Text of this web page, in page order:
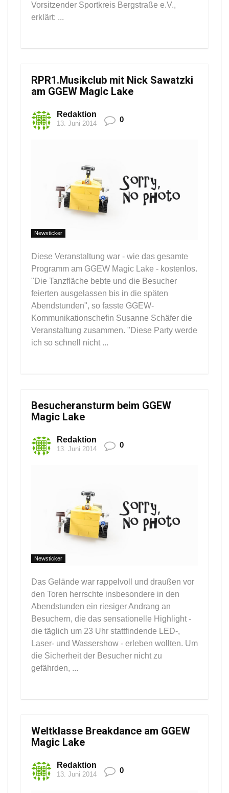
Vorsitzender Sportkreis Bergstraße e.V.,
erklärt: ...
RPR1.Musikclub mit Nick Sawatzki
am GGEW Magic Lake
Redaktion
13. Juni 2014 0
Newsticker
Diese Veranstaltung war - wie das gesamte
Programm am GGEW Magic Lake - kostenlos.
"Die Tanzfläche bebte und die Besucher
feierten ausgelassen bis in die späten
Abendstunden", so fasste GGEW-
Kommunikationschefin Susanne Schäfer die
Veranstaltung zusammen. "Diese Party werde
ich so schnell nicht ...
Besucheransturm beim GGEW
Magic Lake
Redaktion
13. Juni 2014 0
Newsticker
Das Gelände war rappelvoll und draußen vor
den Toren herrschte insbesondere in den
Abendstunden ein riesiger Andrang an
Besuchern, die das sensationelle Highlight -
die täglich um 23 Uhr stattfindende LED-,
Laser- und Wassershow - erleben wollten. Um
die Sicherheit der Besucher nicht zu
gefährden, ...
Weltklasse Breakdance am GGEW
Magic Lake
Redaktion
13. Juni 2014 0